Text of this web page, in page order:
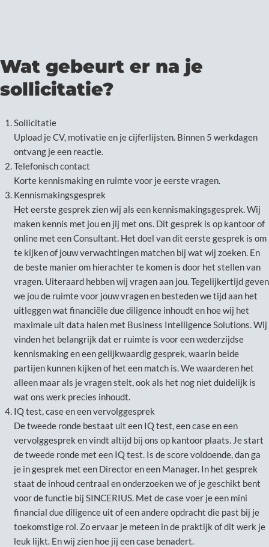
Wat gebeurt er na je
sollicitatie?
Sollicitatie
Upload je CV, motivatie en je cijferlijsten. Binnen 5 werkdagen
ontvang je een reactie.
Telefonisch contact
Korte kennismaking en ruimte voor je eerste vragen.
Kennismakingsgesprek
Het eerste gesprek zien wij als een kennismakingsgesprek. Wij
maken kennis met jou en jij met ons. Dit gesprek is op kantoor of
online met een Consultant. Het doel van dit eerste gesprek is om
te kijken of jouw verwachtingen matchen bij wat wij zoeken. En
de beste manier om hierachter te komen is door het stellen van
vragen. Uiteraard hebben wij vragen aan jou. Tegelijkertijd geven
we jou de ruimte voor jouw vragen en besteden we tijd aan het
uitleggen wat financiële due diligence inhoudt en hoe wij het
maximale uit data halen met Business Intelligence Solutions. Wij
vinden het belangrijk dat er ruimte is voor een wederzijdse
kennismaking en een gelijkwaardig gesprek, waarin beide
partijen kunnen kijken of het een match is. We waarderen het
alleen maar als je vragen stelt, ook als het nog niet duidelijk is
wat ons werk precies inhoudt.
IQ test, case en een vervolggesprek
De tweede ronde bestaat uit een IQ test, een case en een
vervolggesprek en vindt altijd bij ons op kantoor plaats. Je start
de tweede ronde met een IQ test. Is de score voldoende, dan ga
je in gesprek met een Director en een Manager. In het gesprek
staat de inhoud centraal en onderzoeken we of je geschikt bent
voor de functie bij SINCERIUS. Met de case voer je een mini
financial due diligence uit of een andere opdracht die past bij je
toekomstige rol. Zo ervaar je meteen in de praktijk of dit werk je
leuk lijkt. En wij zien hoe jij een case benadert.